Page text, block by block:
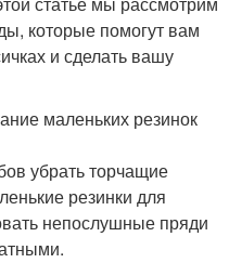
которые помогут вам
и сделать вашу
маленьких резинок
убрать торчащие
резинки для
непослушные пряди